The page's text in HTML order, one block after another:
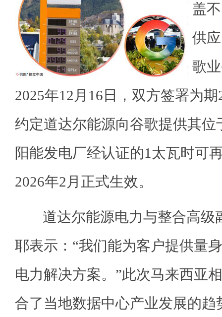
盖
供
歌
2025年12月16日，双方签署为
约定道达尔能源向谷歌提供其位
阳能发电厂经认证的1太瓦时可
2026年2月正式生效。
道达尔能源电力与整合高级
耶表示：“我们能为客户提供量
电力解决方案。”此次马来西亚
合了当地数据中心产业发展的趋